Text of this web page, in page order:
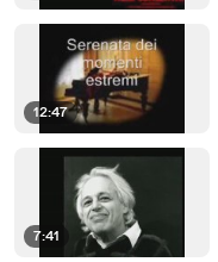
12:47
7:41